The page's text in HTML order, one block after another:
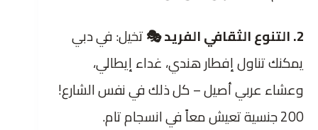
2. التنوع الثقافي الفريد 🎭
تخيل: في دبي
يمكنك تناول إفطار هندي، غداء إيطالي،
وعشاء عربي أصيل – كل ذلك في نفس الشارع!
200 جنسية تعيش معاً في انسجام تام.